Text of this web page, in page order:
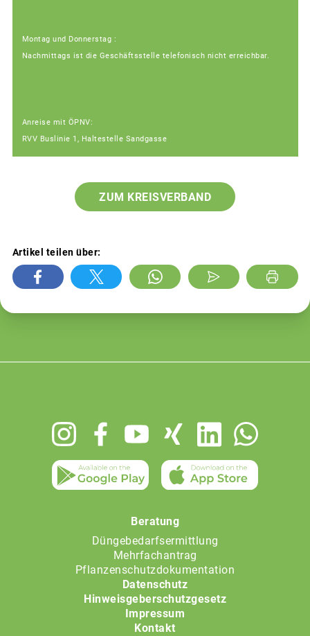
Montag und Donnerstag :
Nachmittags ist die Geschäftsstelle telefonisch nicht erreichbar.
Anreise mit ÖPNV:
RVV Buslinie 1, Haltestelle Sandgasse
ZUM KREISVERBAND
Artikel teilen über:
Beratung
Düngebedarfsermittlung
Mehrfachantrag
Pflanzenschutzdokumentation
Datenschutz
Hinweisgeberschutzgesetz
Impressum
Kontakt